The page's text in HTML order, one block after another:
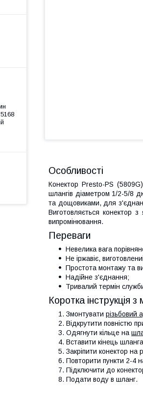
Особливості
Конектор Presto-PS
шлангів діаметром 1/2-5/8
та дощовиками, для
Виготовляється конектор з
випромінювання.
Переваги
Невелика вага
Не іржавіє,
Простота монтажу та
Надійне з'єднання;
Тривалий термін
Коротка інструкція
Змонтувати різьбовий
Відкрутити повністю
Одягнути кільце на
Вставити кінець
Закріпити конектор на
Повторити пункти 2-4
Підключити до
Подати воду в шланг.